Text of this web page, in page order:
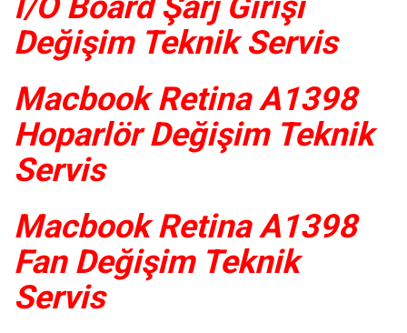
Değişim Teknik Servis
Macbook Retina A1398
Hoparlör Değişim Teknik
Servis
Macbook Retina A1398
Fan Değişim Teknik
Servis